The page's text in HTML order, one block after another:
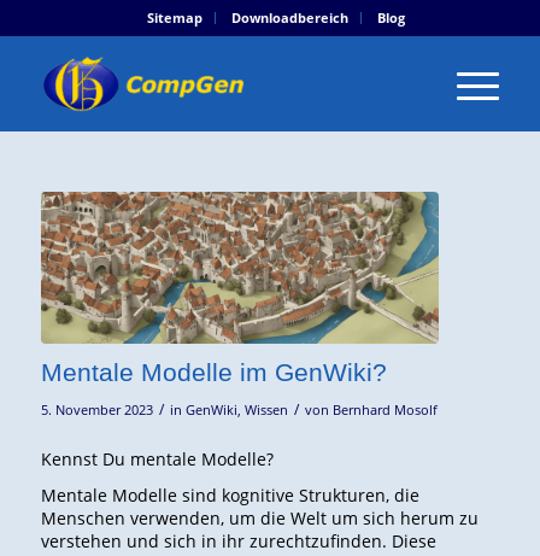
Sitemap Downloadbereich Blog
Mentale Modelle im GenWiki?
5. November 2023 / in GenWiki Wissen / von Bernhard Mosolf
Kennst Du mentale Modelle?
Mentale Modelle sind kognitive Strukturen, die
Menschen verwenden, um die Welt um sich herum zu
verstehen und sich in ihr zurechtzufinden. Diese